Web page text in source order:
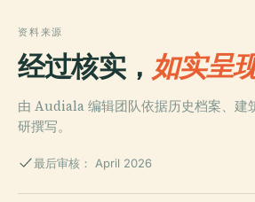
资料来源
经过核实， 如实呈现
由 Audiala 编辑团队依据历史档案、建
研撰写。
最后审核： April 2026